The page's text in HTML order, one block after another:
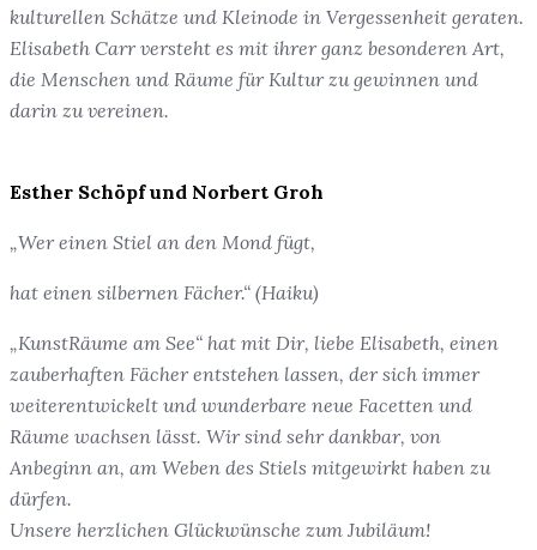
kulturellen Schätze und Kleinode in Vergessenheit geraten.
Elisabeth Carr versteht es mit ihrer ganz besonderen Art,
die Menschen und Räume für Kultur zu gewinnen und
darin zu vereinen.
Esther Schöpf und Norbert Groh
„Wer einen Stiel an den Mond fügt,
hat einen silbernen Fächer.“ (Haiku)
„KunstRäume am See“ hat mit Dir, liebe Elisabeth, einen
zauberhaften Fächer entstehen lassen, der sich immer
weiterentwickelt und wunderbare neue Facetten und
Räume wachsen lässt. Wir sind sehr dankbar, von
Anbeginn an, am Weben des Stiels mitgewirkt haben zu
dürfen.
Unsere herzlichen Glückwünsche zum Jubiläum!